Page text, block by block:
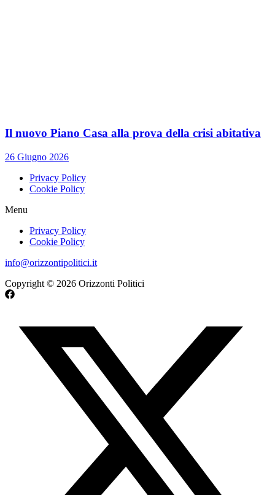
Il nuovo Piano Casa alla prova della crisi abitativa
26 Giugno 2026
Privacy Policy
Cookie Policy
Menu
Privacy Policy
Cookie Policy
info@orizzontipolitici.it
Copyright © 2026 Orizzonti Politici